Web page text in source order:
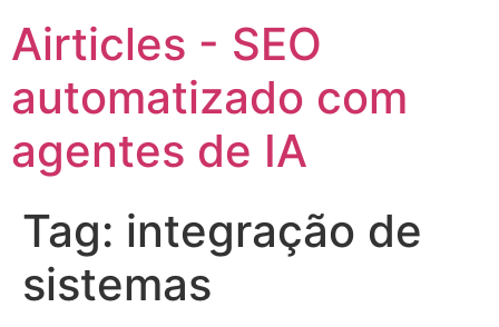
Airticles - SEO
automatizado com
agentes de IA
Tag: integração de
sistemas